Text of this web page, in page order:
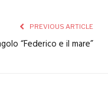
PREVIOUS ARTICLE
“Federico e il mare”